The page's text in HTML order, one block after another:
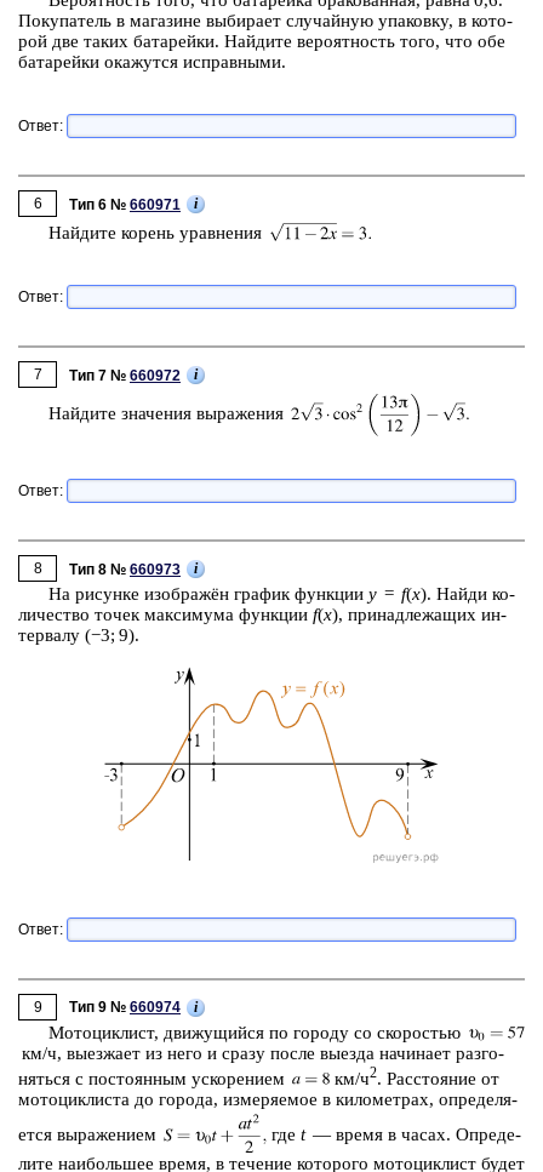
По­ку­па­тель в ма­га­зи­не вы­би­ра­ет слу­чай­ную упа­ков­ку, в ко­то­
рой две таких ба­та­рей­ки. Най­ди­те ве­ро­ят­ность того, что обе
ба­та­рей­ки ока­жут­ся ис­прав­ны­ми.
Ответ:
6 Тип 6 № 660971 i
Най­ди­те ко­рень урав­не­ния
Ответ:
7 Тип 7 № 660972 i
Най­ди­те зна­че­ния вы­ра­же­ния
Ответ:
8 Тип 8 № 660973 i
На ри­сун­ке изоб­ражён гра­фик функ­ции y = f(x). Найди ко­
ли­че­ство точек мак­си­му­ма функ­ции f(x), при­над­ле­жа­щих ин­
тер­ва­лу (−3; 9).
Ответ:
9 Тип 9 № 660974 i
Мо­то­цик­лист, дви­жу­щий­ся по го­ро­ду со ско­ро­стью
км/ч, вы­ез­жа­ет из него и сразу после вы­ез­да на­чи­на­ет раз­го­
нять­ся с по­сто­ян­ным уско­ре­ни­ем
км/ч2. Рас­сто­я­ние от
мо­то­цик­ли­ста до го­ро­да, из­ме­ря­е­мое в ки­ло­мет­рах, опре­де­ля­
ет­ся вы­ра­же­ни­ем
где t— время в часах. Опре­де­
ли­те наи­боль­шее время, в те­че­ние ко­то­ро­го мо­то­цик­лист будет